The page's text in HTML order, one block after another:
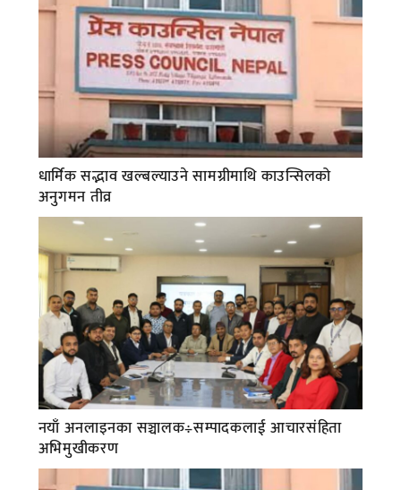
धार्मिक सद्भाव खल्बल्याउने सामग्रीमाथि काउन्सिलको
अनुगमन तीव्र
नयाँ अनलाइनका सञ्चालक÷सम्पादकलाई आचारसंहिता
अभिमुखीकरण